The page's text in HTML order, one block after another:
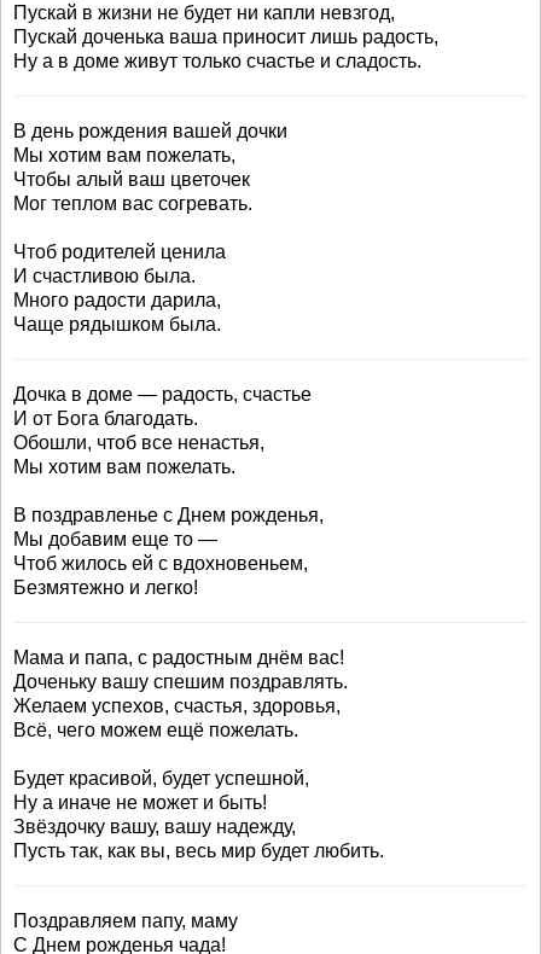
Пускай в жизни не будет ни капли невзгод,
Пускай доченька ваша приносит лишь радость,
Ну а в доме живут только счастье и сладость.
В день рождения вашей дочки
Мы хотим вам пожелать,
Чтобы алый ваш цветочек
Мог теплом вас согревать.
Чтоб родителей ценила
И счастливою была.
Много радости дарила,
Чаще рядышком была.
Дочка в доме — радость, счастье
И от Бога благодать.
Обошли, чтоб все ненастья,
Мы хотим вам пожелать.
В поздравленье с Днем рожденья,
Мы добавим еще то —
Чтоб жилось ей с вдохновеньем,
Безмятежно и легко!
Мама и папа, с радостным днём вас!
Доченьку вашу спешим поздравлять.
Желаем успехов, счастья, здоровья,
Всё, чего можем ещё пожелать.
Будет красивой, будет успешной,
Ну а иначе не может и быть!
Звёздочку вашу, вашу надежду,
Пусть так, как вы, весь мир будет любить.
Поздравляем папу, маму
С Днем рожденья чада!